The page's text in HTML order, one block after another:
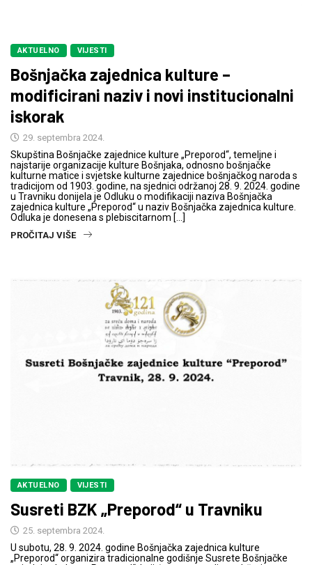
AKTUELNO VIJESTI
Bošnjačka zajednica kulture –
modificirani naziv i novi institucionalni
iskorak
29. septembra 2024.
Skupština Bošnjačke zajednice kulture „Preporod“, temeljne i
najstarije organizacije kulture Bošnjaka, odnosno bošnjačke
kulturne matice i svjetske kulturne zajednice bošnjačkog naroda s
tradicijom od 1903. godine, na sjednici održanoj 28. 9. 2024. godine
u Travniku donijela je Odluku o modifikaciji naziva Bošnjačka
zajednica kulture „Preporod“ u naziv Bošnjačka zajednica kulture.
Odluka je donesena s plebiscitarnom […]
PROČITAJ VIŠE
AKTUELNO VIJESTI
Susreti BZK „Preporod“ u Travniku
25. septembra 2024.
U subotu, 28. 9. 2024. godine Bošnjačka zajednica kulture
„Preporod“ organizira tradicionalne godišnje Susrete Bošnjačke